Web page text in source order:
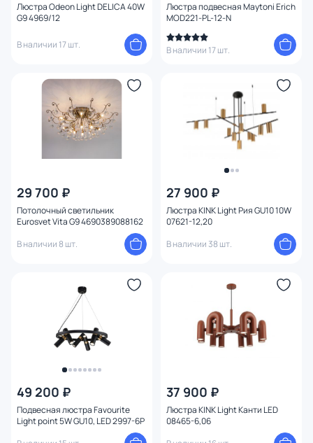
Люстра Odeon Light DELICA 40W
G9 4969/12
В наличии 17 шт.
Люстра подвесная Maytoni Erich
MOD221-PL-12-N
В наличии 17 шт.
29 700 ₽
Потолочный светильник
Eurosvet Vita G9 4690389088162
В наличии 8 шт.
27 900 ₽
Люстра KINK Light Рия GU10 10W
07621-12,20
В наличии 38 шт.
49 200 ₽
Подвесная люстра Favourite
Light point 5W GU10, LED 2997-6P
37 900 ₽
Люстра KINK Light Канти LED
08465-6,06